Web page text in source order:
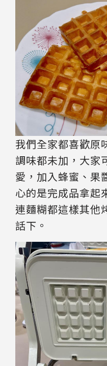
我們全家都喜歡原
調味都未加，大家
愛，加入蜂蜜、果
心的是完成品拿起
連麵糊都這樣其他
話下。